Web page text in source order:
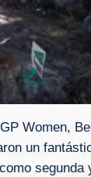
Women,
un
segunda